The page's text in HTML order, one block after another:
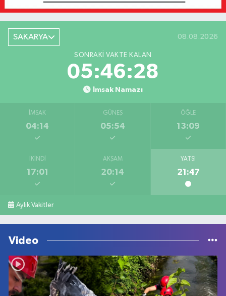
SAKARYA 08.08.2026
SONRAKI VAKTE KALAN
05:46:28
İmsak Namazı
İMSAK
04:14
GÜNEŞ
05:54
ÖĞLE
13:09
İKINDI
17:01
AKŞAM
20:14
YATSI
21:47
Aylık Vakitler
Video